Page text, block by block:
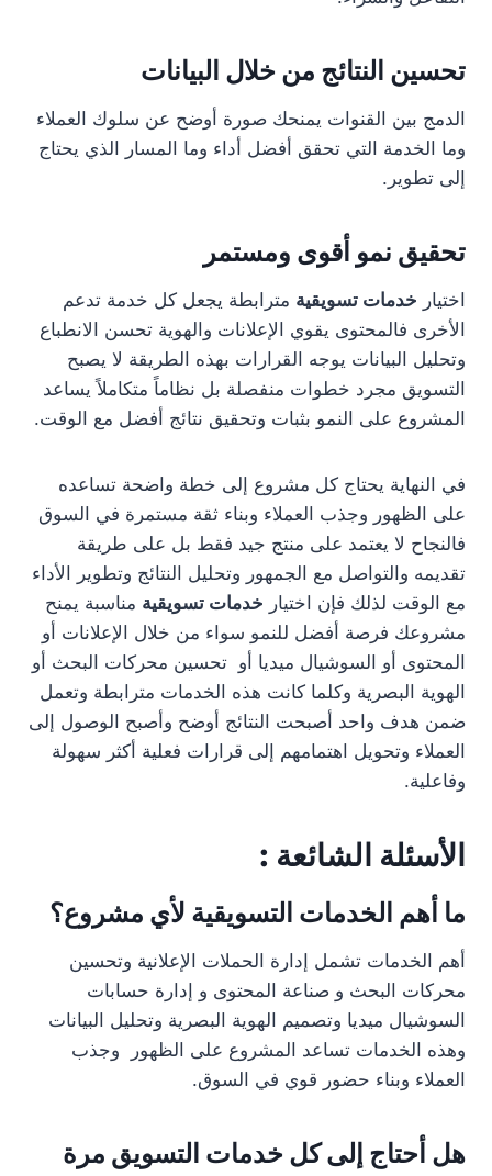
تحسين النتائج من خلال البيانات
الدمج بين القنوات يمنحك صورة أوضح عن سلوك العملاء
وما الخدمة التي تحقق أفضل أداء وما المسار الذي يحتاج
إلى تطوير.
تحقيق نمو أقوى ومستمر
اختيار خدمات تسويقية مترابطة يجعل كل خدمة تدعم
الأخرى فالمحتوى يقوي الإعلانات والهوية تحسن الانطباع
وتحليل البيانات يوجه القرارات بهذه الطريقة لا يصبح
التسويق مجرد خطوات منفصلة بل نظاماً متكاملاً يساعد
المشروع على النمو بثبات وتحقيق نتائج أفضل مع الوقت.
في النهاية يحتاج كل مشروع إلى خطة واضحة تساعده
على الظهور وجذب العملاء وبناء ثقة مستمرة في السوق
فالنجاح لا يعتمد على منتج جيد فقط بل على طريقة
تقديمه والتواصل مع الجمهور وتحليل النتائج وتطوير الأداء
مع الوقت لذلك فإن اختيار خدمات تسويقية مناسبة يمنح
مشروعك فرصة أفضل للنمو سواء من خلال الإعلانات أو
المحتوى أو السوشيال ميديا أو تحسين محركات البحث أو
الهوية البصرية وكلما كانت هذه الخدمات مترابطة وتعمل
ضمن هدف واحد أصبحت النتائج أوضح وأصبح الوصول إلى
العملاء وتحويل اهتمامهم إلى قرارات فعلية أكثر سهولة
وفاعلية.
الأسئلة الشائعة :
ما أهم الخدمات التسويقية لأي مشروع؟
أهم الخدمات تشمل إدارة الحملات الإعلانية وتحسين
محركات البحث و صناعة المحتوى و إدارة حسابات
السوشيال ميديا وتصميم الهوية البصرية وتحليل البيانات
وهذه الخدمات تساعد المشروع على الظهور وجذب
العملاء وبناء حضور قوي في السوق.
هل أحتاج إلى كل خدمات التسويق مرة